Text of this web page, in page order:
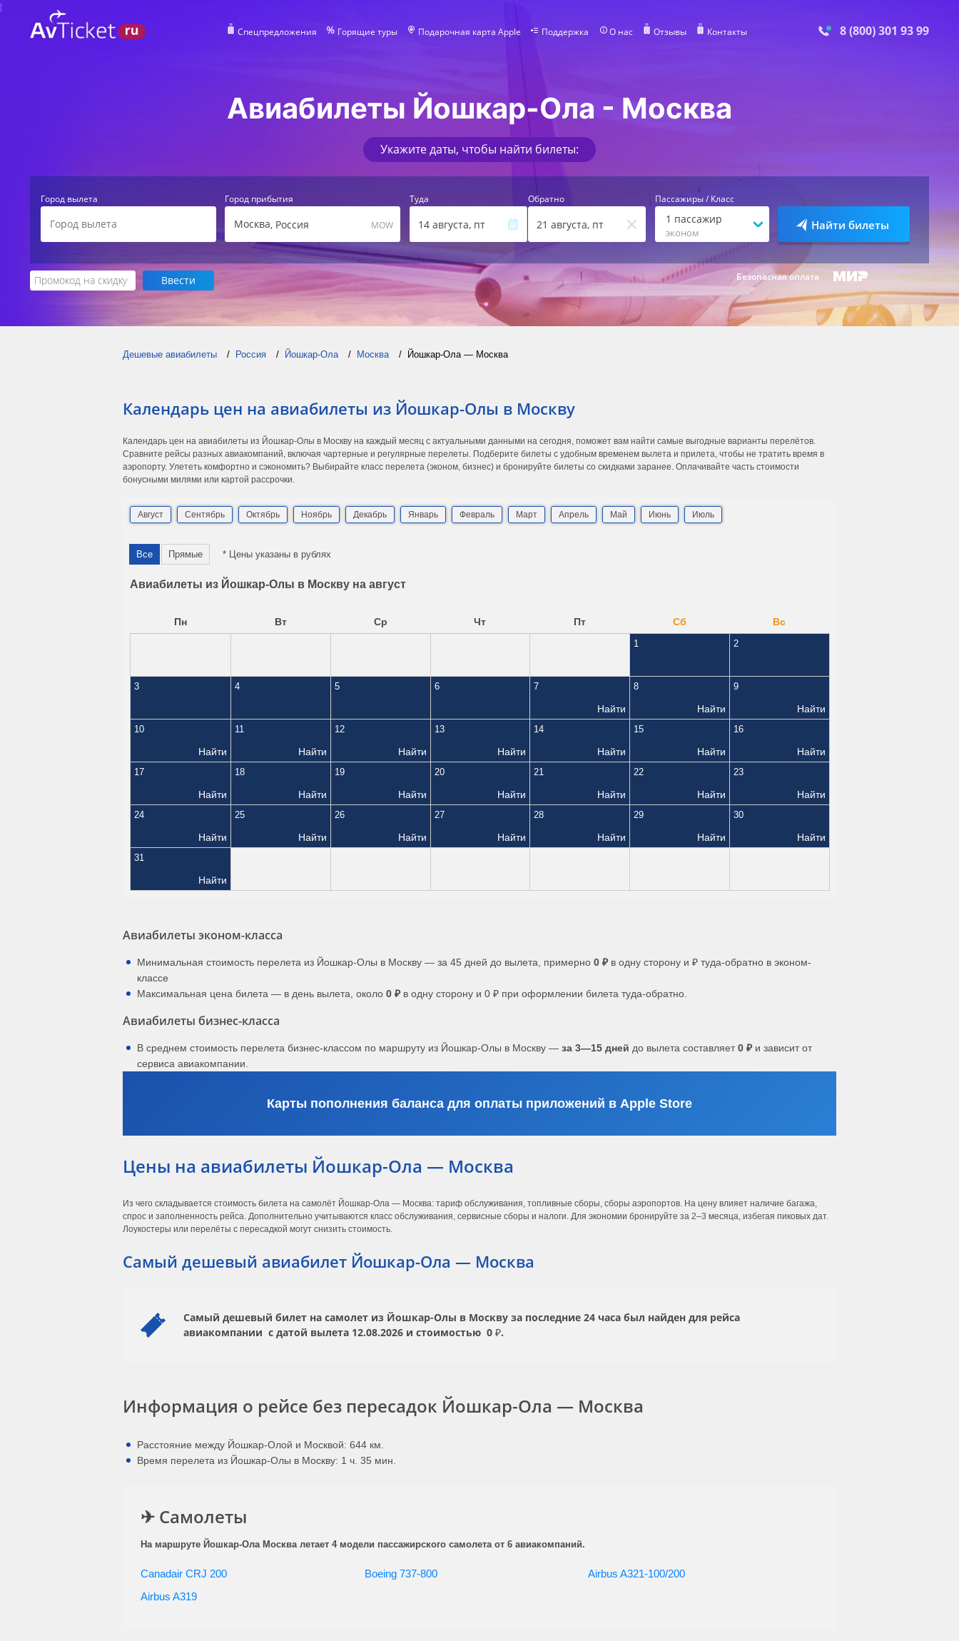
Спецпредложения Горящие туры Подарочная карта Apple Поддержка О нас Отзывы Контакты 8 (800) 301 93 99
Авиабилеты Йошкар-Ола - Москва
Укажите даты, чтобы найти билеты:
Город вылета Город прибытия
Москва, Россия MOW
Туда
14 августа, пт
Обратно
21 августа, пт
Пассажиры / Класс
1 пассажир
эконом
Найти билеты
Безопасная оплата
Дешевые авиабилеты Россия Йошкар-Ола Москва Йошкар-Ола — Москва
Календарь цен на авиабилеты из Йошкар-Олы в Москву
Календарь цен на авиабилеты из Йошкар-Олы в Москву на каждый месяц с актуальными данными на сегодня, поможет вам найти самые выгодные варианты перелётов.
Сравните рейсы разных авиакомпаний, включая чартерные и регулярные перелеты. Подберите билеты с удобным временем вылета и прилета, чтобы не тратить время в
аэропорту. Улететь комфортно и сэкономить? Выбирайте класс перелета (эконом, бизнес) и бронируйте билеты со скидками заранее. Оплачивайте часть стоимости
бонусными милями или картой рассрочки.
Август Сентябрь Октябрь Ноябрь Декабрь Январь Февраль Март Апрель Май Июнь Июль
Все Прямые * Цены указаны в рублях
Авиабилеты из Йошкар-Олы в Москву на август
Пн Вт Ср Чт Пт Сб Вс
1 2
3 4 5 6 7
Найти
8
Найти
9
Найти
10
Найти
11
Найти
12
Найти
13
Найти
14
Найти
15
Найти
16
Найти
17
Найти
18
Найти
19
Найти
20
Найти
21
Найти
22
Найти
23
Найти
24
Найти
25
Найти
26
Найти
27
Найти
28
Найти
29
Найти
30
Найти
31
Найти
Авиабилеты эконом-класса
Минимальная стоимость перелета из Йошкар-Олы в Москву — за 45 дней до вылета, примерно 0 ₽ в одну сторону и ₽ туда-обратно в эконом-
классе
Максимальная цена билета — в день вылета, около 0 ₽ в одну сторону и 0 ₽ при оформлении билета туда-обратно.
Авиабилеты бизнес-класса
В среднем стоимость перелета бизнес-классом по маршруту из Йошкар-Олы в Москву — за 3—15 дней до вылета составляет0 ₽ и зависит от
сервиса авиакомпании.
Карты пополнения баланса для оплаты приложений в Apple Store
Цены на авиабилеты Йошкар-Ола — Москва
Из чего складывается стоимость билета на самолёт Йошкар-Ола — Москва: тариф обслуживания, топливные сборы, сборы аэропортов. На цену влияет наличие багажа,
спрос и заполненность рейса. Дополнительно учитываются класс обслуживания, сервисные сборы и налоги. Для экономии бронируйте за 2–3 месяца, избегая пиковых дат.
Лоукостеры или перелёты с пересадкой могут снизить стоимость.
Самый дешевый авиабилет Йошкар-Ола — Москва
Самый дешевый билет на самолет из Йошкар-Олы в Москву за последние 24 часа был найден для рейса
авиакомпании с датой вылета 12.08.2026 и стоимостью 0 ₽.
Информация о рейсе без пересадок Йошкар-Ола — Москва
Расстояние между Йошкар-Олой и Москвой: 644 км.
Время перелета из Йошкар-Олы в Москву: 1 ч. 35 мин.
✈ Самолеты
На маршруте Йошкар-Ола Москва летает 4 модели пассажирского самолета от 6 авиакомпаний.
Canadair CRJ 200 Boeing 737-800
Airbus A321-100/200
Airbus A319